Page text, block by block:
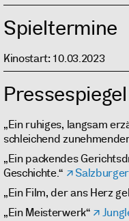
Spieltermine
Kinostart: 10.03.2023
Pressespiegel
„Ein ruhiges, langsam
schleichend
„Ein packendes
Geschichte.“
„Ein Film, der ans Herz
„Ein Meisterwerk“